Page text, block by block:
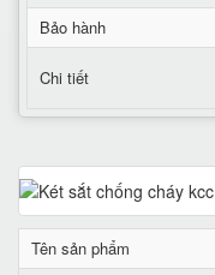
Bảo hành
Chi tiết
Tên sản phẩm